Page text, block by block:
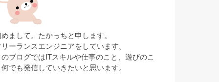
まして。たかっちと申します。
ーランスエンジニアをしています。
のブログではITスキルや仕事のこと、遊びのこ
でも発信していきたいと思います。